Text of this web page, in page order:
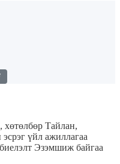
хөтөлбөр Тайлан,
үйл ажиллагаа
Эзэмшиж байгаа